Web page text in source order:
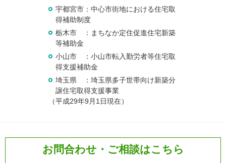
宇都宮市：中心市街地における住宅取
得補助制度
栃木市 ：まちなか定住促進住宅新築
等補助金
小山市 ：小山市転入勤労者等住宅取
得支援補助金
埼玉県 ：埼玉県多子世帯向け新築分
譲住宅取得支援事業
（平成29年9月1日現在）
お問合わせ・ご相談はこちら